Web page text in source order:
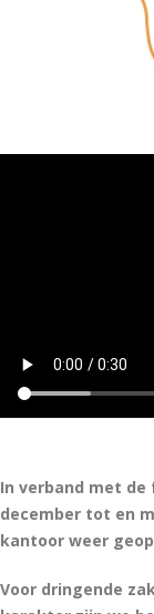
In verband met
december tot en
kantoor weer
Voor dringende